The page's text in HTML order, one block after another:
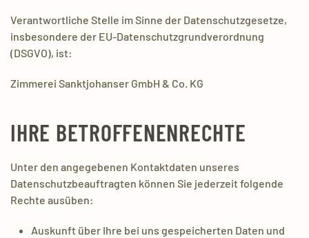
Verantwortliche Stelle im Sinne der Datenschutzgesetze,
insbesondere der EU-Datenschutzgrundverordnung
(DSGVO), ist:
Zimmerei Sanktjohanser GmbH & Co. KG
IHRE BETROFFENENRECHTE
Unter den angegebenen Kontaktdaten unseres
Datenschutzbeauftragten können Sie jederzeit folgende
Rechte ausüben:
Auskunft über Ihre bei uns gespeicherten Daten und